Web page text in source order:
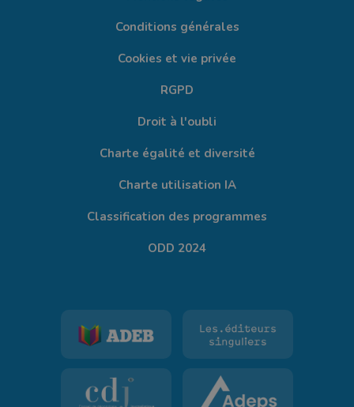
Conditions générales
Cookies et vie privée
RGPD
Droit à l'oubli
Charte égalité et diversité
Charte utilisation IA
Classification des programmes
ODD 2024